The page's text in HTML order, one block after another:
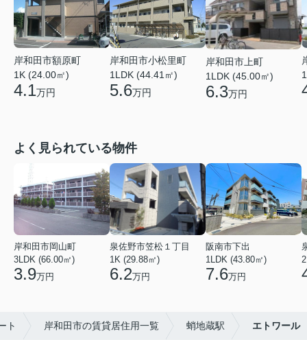
岸和田市額原町
1K (24.00㎡)
4.1万円
岸和田市小松里町
1LDK (44.41㎡)
5.6万円
岸和田市上町
1LDK (45.00㎡)
6.3万円
よく見られている物件
岸和田市岡山町
3LDK (66.00㎡)
3.9万円
泉佐野市笠松１丁目
1K (29.88㎡)
6.2万円
阪南市下出
1LDK (43.80㎡)
7.6万円
ト 岸和田市の賃貸居住用一覧 蛸地蔵駅 エトワール